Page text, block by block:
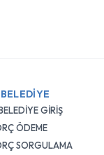
GİRİŞ
ÖDEME
SORGULAMA